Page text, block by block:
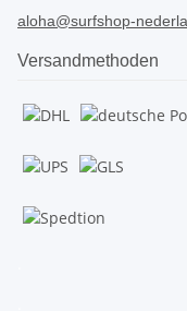
aloha@surfshop-
Versandmethoden